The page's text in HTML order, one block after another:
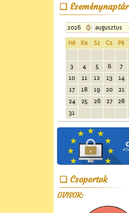
Eseménynaptár
Hé Ke Sz Cs Pé
3
4 5 6 7
10
11 12 13 14
17
18 19 20 21
24
25 26 27 28
31
Csoportok
OVISOK: